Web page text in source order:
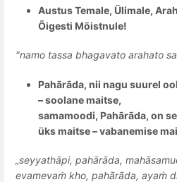
Austus Temale, Ülimale,
Õigesti Mõistnule!
"namo tassa bhagavato arahato
Pahārāda, nii nagu suurel
– soolane maitse,
samamoodi, Pahārāda, on
üks maitse – vabanemise
„seyyathāpi, pahārāda,
evamevaṁ kho, pahārāda, ayaṁ